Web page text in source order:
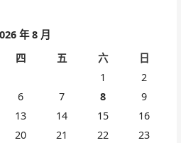
年 8 月
四 五 六
日
1
2
6 7 8
9
13 14 15
16
20 21 22
23